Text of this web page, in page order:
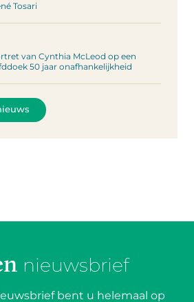
Tosari
van Cynthia McLeod op een
50 jaar onafhankelijkheid
nieuwsbrief
bent u helemaal op